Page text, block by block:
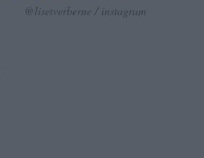
@lisetverberne / instagram